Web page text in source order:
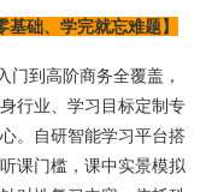
础、学完就忘难题】
门到高阶商务全覆盖，
行业、学习目标定制专
。自研智能学习平台搭
课门槛，课中实景模拟